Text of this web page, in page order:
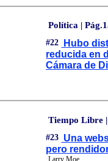
Política |
#22
Hubo
reducida en
Cámara de
Tiempo Libre
#23 Una
pero
Larry Moe